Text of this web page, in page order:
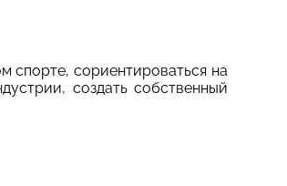
спорте, сориентироваться на
создать собственный